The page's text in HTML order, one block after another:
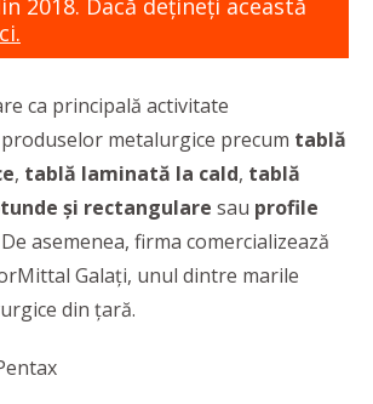
2018. Dacă dețineți această
ca principală activitate
metalurgice precum tablă
, tablă laminată la cald, tablă
și rectangulare sau profile
asemenea, firma comercializează
Galați, unul dintre marile
din țară.